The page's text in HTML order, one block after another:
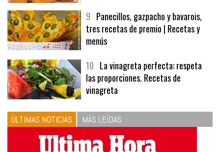
9 Panecillos, gazpacho y bavarois,
tres recetas de premio | Recetas y
menús
10 La vinagreta perfecta: respeta
las proporciones. Recetas de
vinagreta
ÚLTIMAS NOTICIAS MÁS LEÍDAS